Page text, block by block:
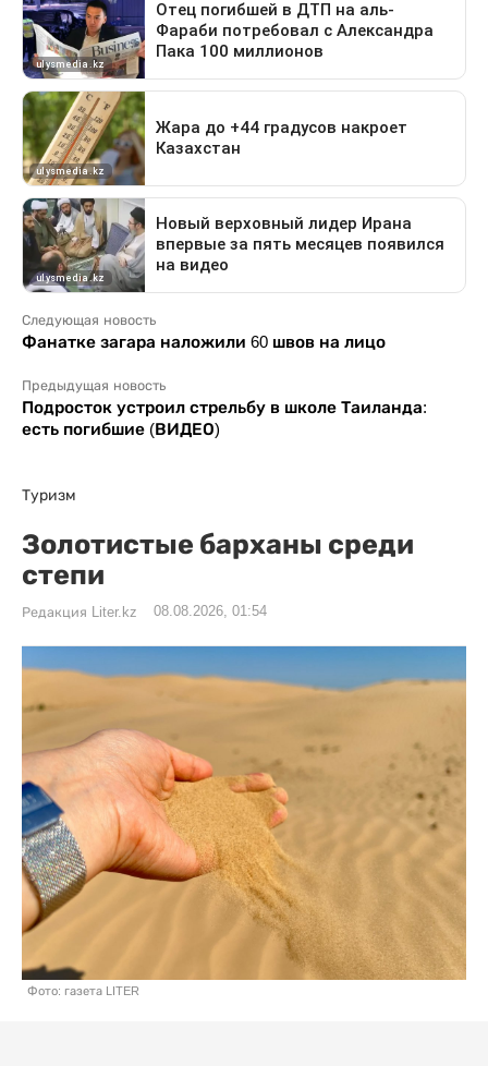
Следующая новость
Фанатке загара наложили 60 швов на лицо
Предыдущая новость
Подросток устроил стрельбу в школе Таиланда:
есть погибшие (ВИДЕО)
Туризм
Золотистые барханы среди
степи
Редакция Liter.kz 08.08.2026, 01:54
Фото: газета LITER